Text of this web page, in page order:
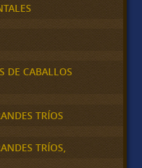
DE CABALLOS
TRÍOS
TRÍOS,